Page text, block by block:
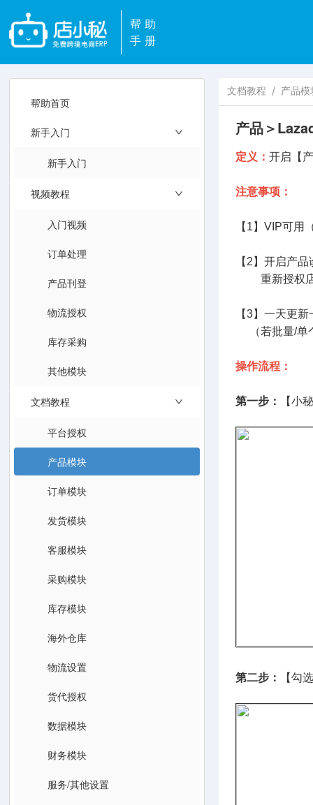
帮助
手册
帮助首页
新手入门
新手入门
视频教程
入门视频
订单处理
产品刊登
物流授权
库存采购
其他模块
文档教程
平台授权
产品模块
订单模块
发货模块
客服模块
采购模块
库存模块
海外仓库
物流设置
货代授权
数据模块
财务模块
服务/其他设置
文档教程 / 产品模
产品＞
定义： 开启【
注意事项：
【1】VIP可用
【2】开启产
重新授权
【3】一天更
（若批量/单
操作流程：
第一步： 【小
第二步： 【勾